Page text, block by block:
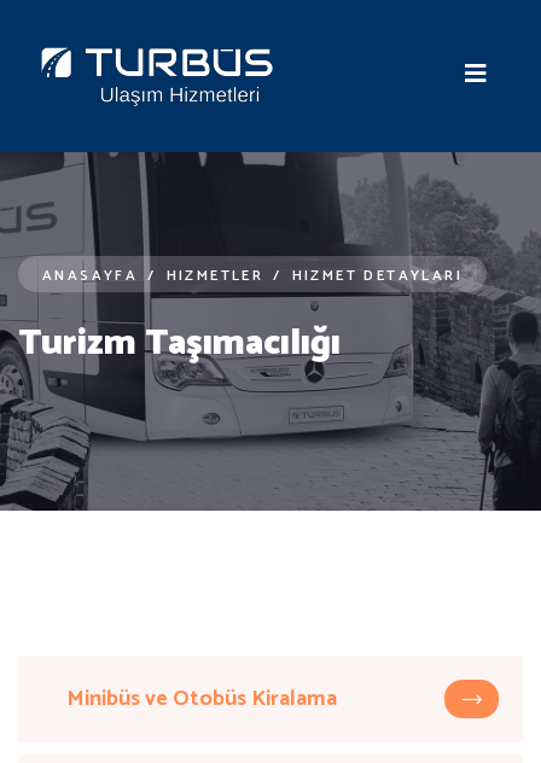
ANASAYFA / HIZMETLER / HIZMET DETAYLARI
Turizm Taşımacılığı
Minibüs ve Otobüs Kiralama